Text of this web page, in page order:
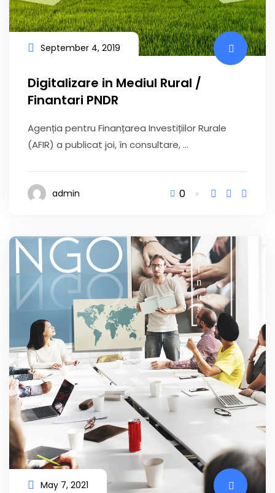
September 4, 2019
Digitalizare in Mediul Rural /
Finantari PNDR
Agenția pentru Finanțarea Investițiilor Rurale
(AFIR) a publicat joi, în consultare, ...
admin 0
May 7, 2021